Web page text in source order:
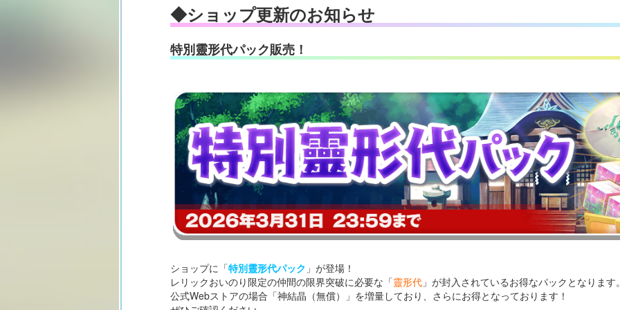
◆ショップ更新のお知らせ
特別靈形代パック販売！
ショップに「特別靈形代パック 」が登場！
レリックおいのり限定の仲間の限界突破に必要な「靈形代 」が封入されているお得なパックとなります
公式Webストアの場合「神結晶（無償）」を増量しており、さらにお得となっております！